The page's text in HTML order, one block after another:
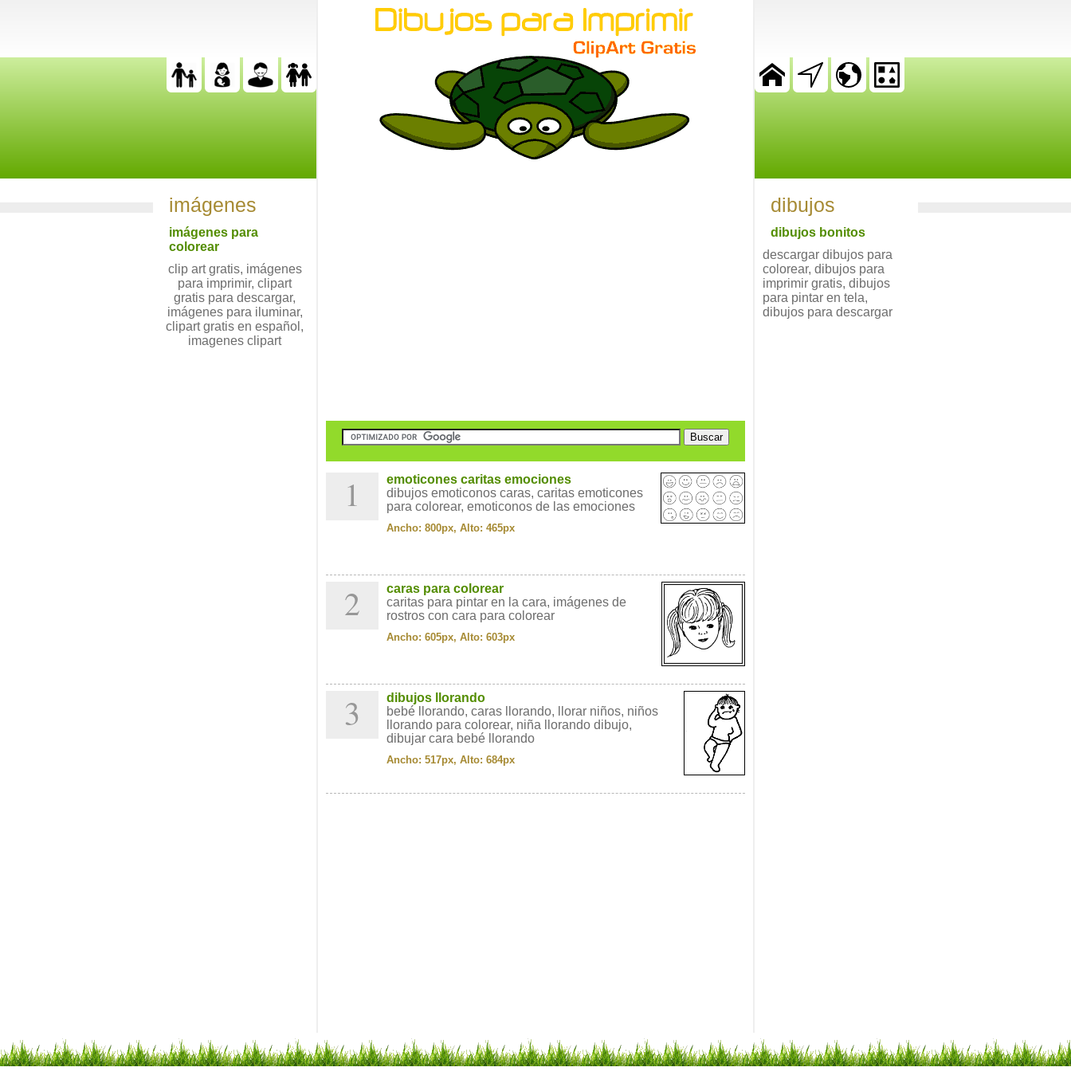
1
emoticones caritas emociones
dibujos emoticonos caras, caritas emoticones
para colorear, emoticonos de las emociones
Ancho: 800px, Alto: 465px
2
caras para colorear
caritas para pintar en la cara, imágenes de
rostros con cara para colorear
Ancho: 605px, Alto: 603px
3
dibujos llorando
bebé llorando, caras llorando, llorar niños, niños
llorando para colorear, niña llorando dibujo,
dibujar cara bebé llorando
Ancho: 517px, Alto: 684px
imágenes
imágenes para
colorear
clip art gratis, imágenes
para imprimir, clipart
gratis para descargar,
imágenes para iluminar,
clipart gratis en español,
imagenes clipart
dibujos
dibujos bonitos
descargar dibujos para
colorear, dibujos para
imprimir gratis, dibujos
para pintar en tela,
dibujos para descargar